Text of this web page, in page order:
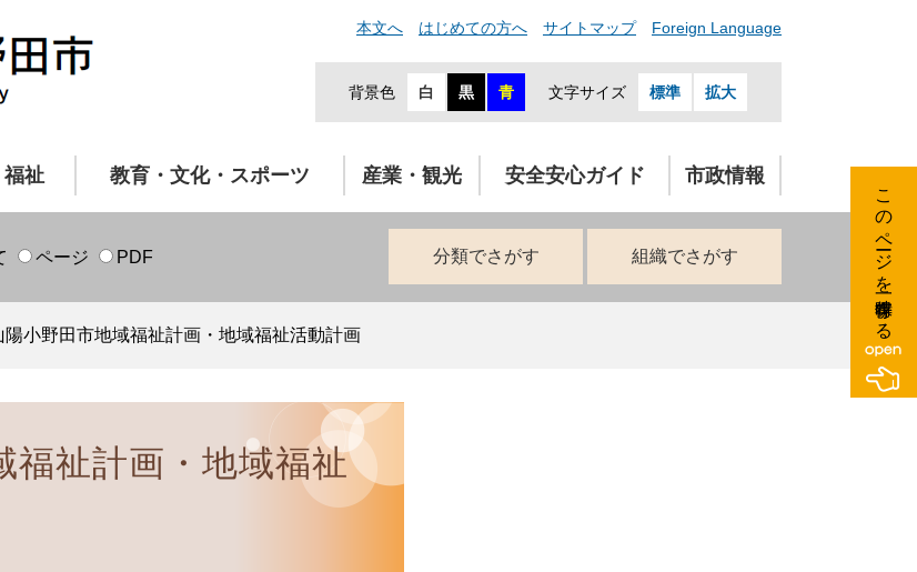
本文へ はじめての方へ サイトマップ Foreign Language
背景色 白 黒 青 文字サイズ 標準 拡大
福祉 教育・文化・スポーツ 産業・観光 安全安心ガイド 市政情報
ページ PDF 分類でさがす 組織でさがす
陽小野田市地域福祉計画・地域福祉活動計画
福祉計画・地域福祉
このページを一時保存する